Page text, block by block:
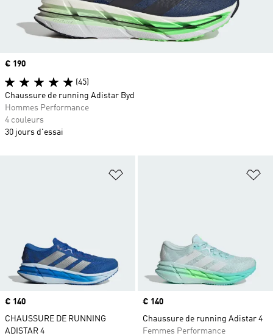
Ajouter à la Liste de produits
Prix
€ 140
CHAUSSURE DE RUNNING
ADISTAR 4
Prix
€ 140
Chaussure de running Adistar 4
Femmes Performance
Prix
€ 190
(45)
Chaussure de running Adistar Byd
Hommes Performance
4 couleurs
30 jours d'essai